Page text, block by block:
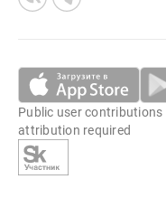
Public user
attribution required